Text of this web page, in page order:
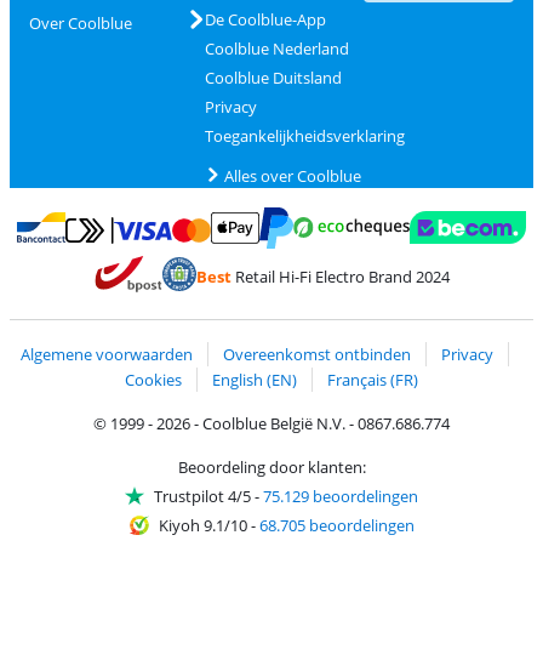
Over Coolblue
De Coolblue-App
Coolblue Nederland
Coolblue Duitsland
Privacy
Toegankelijkheidsverklaring
Alles over Coolblue
Betalen met Bancontact
Betalen met MasterCard en Visa via ClickToPay
Betalen met PayPal
BestRetail Hi-Fi Electro Brand 2024
Algemene voorwaarden Overeenkomst ontbinden
Privacy
Cookies
English (EN)
Français (FR)
© 1999 - 2026 - Coolblue België N.V. - 0867.686.774
Beoordeling door klanten:
Trustpilot 4/5-75.129 beoordelingen
Kiyoh 9.1/10-68.705 beoordelingen